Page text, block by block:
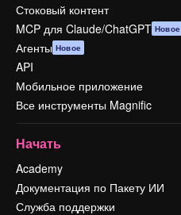
Стоковый контент
MCP для Claude/ChatGPT Новое
Агенты Новое
API
Мобильное приложение
Все инструменты Magnific
Начать
Academy
Документация по Пакету ИИ
Служба поддержки